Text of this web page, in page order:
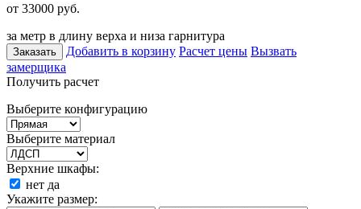
от 33000 руб.
за метр в длину верха и низа гарнитура
Заказать Добавить в корзину Расчет цены Вызвать
замерщика
Получить расчет
Выберите конфигурацию
Выберите материал
Верхние шкафы:
нет да
Укажите размер: